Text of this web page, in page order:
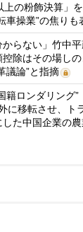
の粉飾決算」
操業”の焦りも
からない」竹中
除はその場しの
議論”と指摘
籍ロンダリング
に移転させ、ト
た中国企業の